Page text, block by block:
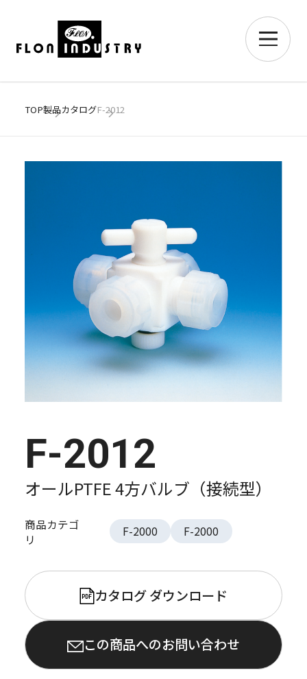
TOP製品カタログF-2012
F-2012
オールPTFE 4方バルブ（接続型）
商品カテゴ
リ
F-2000 F-2000
PDF カタログ ダウンロード
この商品へのお問い合わせ